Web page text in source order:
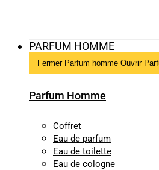
PARFUM HOMME
Fermer Parfum homme Ouvrir
Parfum Homme
Coffret
Eau de parfum
Eau de toilette
Eau de cologne